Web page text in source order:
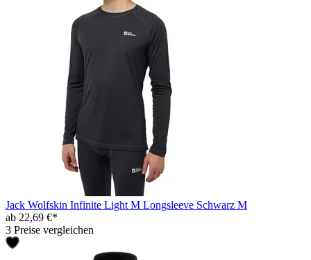
Jack Wolfskin Infinite Light M Longsleeve Schwarz M
ab 22,69 €*
3 Preise vergleichen